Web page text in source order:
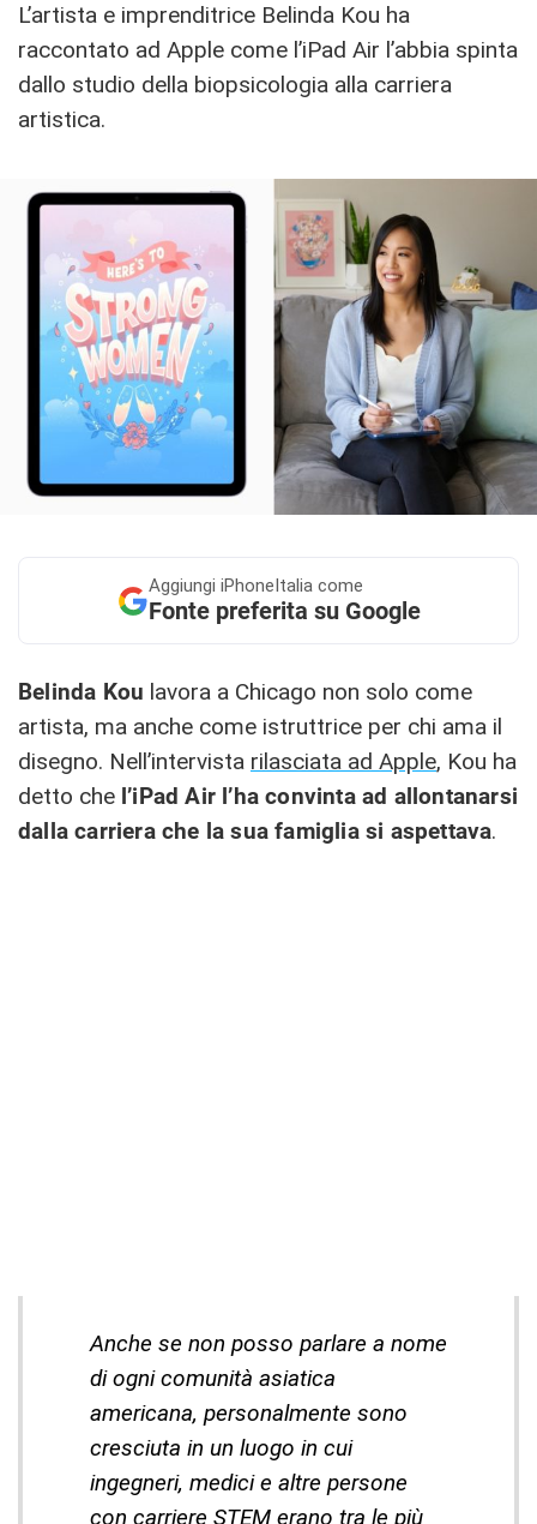
L’artista e imprenditrice Belinda Kou ha
raccontato ad Apple come l’iPad Air l’abbia spinta
dallo studio della biopsicologia alla carriera
artistica.
Aggiungi iPhoneItalia come
Fonte preferita su Google
Belinda Kou lavora a Chicago non solo come
artista, ma anche come istruttrice per chi ama il
disegno. Nell’intervista rilasciata ad Apple, Kou ha
detto che l’iPad Air l’ha convinta ad allontanarsi
dalla carriera che la sua famiglia si aspettava.
Anche se non posso parlare a nome
di ogni comunità asiatica
americana, personalmente sono
cresciuta in un luogo in cui
ingegneri, medici e altre persone
con carriere STEM erano tra le più